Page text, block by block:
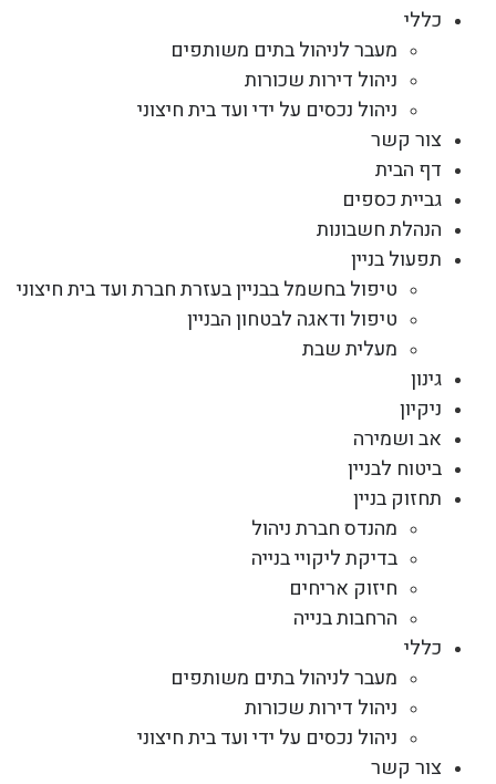
כללי
מעבר לניהול בתים משותפים
ניהול דירות שכורות
ניהול נכסים על ידי ועד בית חיצוני
צור קשר
דף הבית
גביית כספים
הנהלת חשבונות
תפעול בניין
טיפול בחשמל בבניין בעזרת חברת ועד בית חיצוני
טיפול ודאגה לבטחון הבניין
מעלית שבת
גינון
ניקיון
אב ושמירה
ביטוח לבניין
תחזוק בניין
מהנדס חברת ניהול
בדיקת ליקויי בנייה
חיזוק אריחים
הרחבות בנייה
כללי
מעבר לניהול בתים משותפים
ניהול דירות שכורות
ניהול נכסים על ידי ועד בית חיצוני
צור קשר